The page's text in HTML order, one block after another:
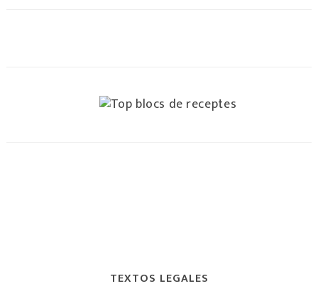
TEXTOS LEGALES